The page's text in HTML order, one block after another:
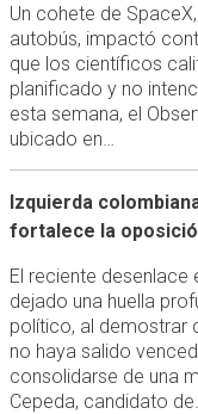
Un cohete de
autobús, impactó
que los científicos
planificado y no
esta semana, el
ubicado en…
Izquierda
fortalece la
El reciente desenlace
dejado una huella
político, al demostrar
no haya salido
consolidarse de una
Cepeda, candidato de…